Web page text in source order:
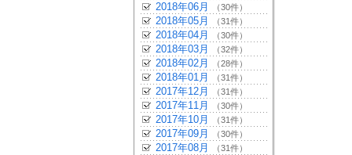
2018年06月 （30件）
2018年05月 （31件）
2018年04月 （30件）
2018年03月 （32件）
2018年02月 （28件）
2018年01月 （31件）
2017年12月 （31件）
2017年11月 （30件）
2017年10月 （31件）
2017年09月 （30件）
2017年08月 （31件）